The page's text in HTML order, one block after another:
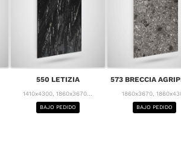
550 LETIZIA
1410x4300, 1860x3670...
BAJO PEDIDO
573 BRECCIA
1860x3670,
BAJO PEDIDO